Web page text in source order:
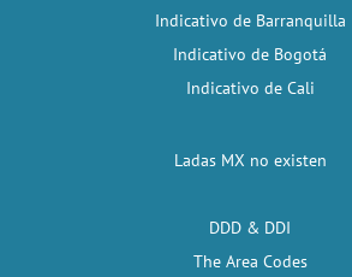
Indicativo de Barranquilla
Indicativo de Bogotá
Indicativo de Cali
Ladas MX no existen
DDD & DDI
The Area Codes